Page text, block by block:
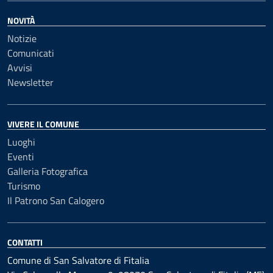
NOVITÀ
Notizie
Comunicati
Avvisi
Newsletter
VIVERE IL COMUNE
Luoghi
Eventi
Galleria Fotografica
Turismo
Il Patrono San Calogero
CONTATTI
Comune di San Salvatore di Fitalia